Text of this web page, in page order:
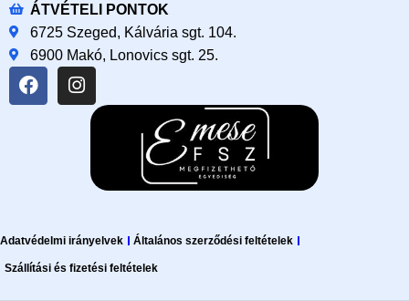
ÁTVÉTELI PONTOK
6725 Szeged, Kálvária sgt. 104.​
6900 Makó, Lonovics sgt. 25.
Adatvédelmi irányelvek Általános szerződési feltételek
Szállítási és fizetési feltételek